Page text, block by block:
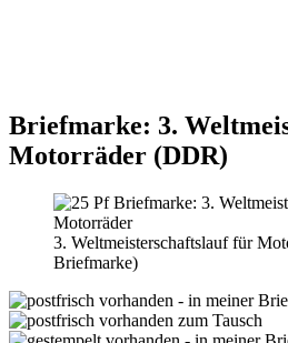
Briefmarke: 3.
Motorräder (DDR)
3. Weltmeisterschaftslauf für
Briefmarke)